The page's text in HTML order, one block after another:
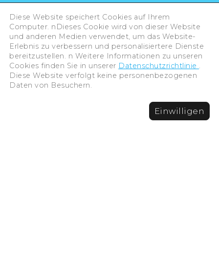
GESUCHT!
Tourismusbotschafter von
Hiroshima!
LINK
Diese Website speichert Cookies auf Ihrem
Computer. nDieses Cookie wird von dieser Website
und anderen Medien verwendet, um das Website-
Erlebnis zu verbessern und personalisiertere Dienste
bereitzustellen. n Weitere Informationen zu unseren
Cookies finden Sie in unserer Datenschutzrichtlinie .
Diese Website verfolgt keine personenbezogenen
Daten von Besuchern.
Einwilligen